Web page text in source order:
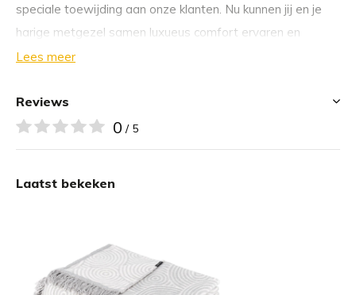
speciale toewijding aan onze klanten. Nu kunnen jij en je
harige metgezel samen luxueus comfort ervaren en
dierbare momenten in stijl creëren. Ontdek ons
warmte.
Niet in de droger
Niet strijken
Laat de deken na het wassen volledig drogen
in de open lucht.
Lees meer
Reviews
0 / 5
Laatst bekeken